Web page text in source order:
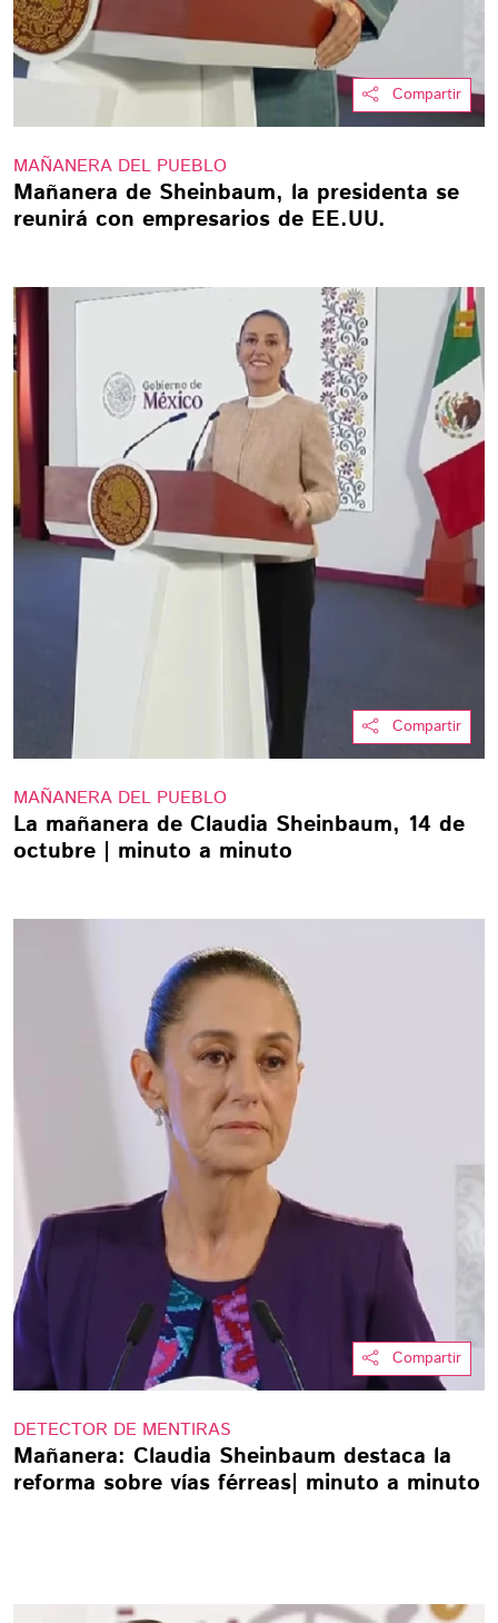
Compartir
MAÑANERA DEL PUEBLO
Mañanera de Sheinbaum, la presidenta se
reunirá con empresarios de EE.UU.
Compartir
MAÑANERA DEL PUEBLO
La mañanera de Claudia Sheinbaum, 14 de
octubre | minuto a minuto
Compartir
DETECTOR DE MENTIRAS
Mañanera: Claudia Sheinbaum destaca la
reforma sobre vías férreas| minuto a minuto